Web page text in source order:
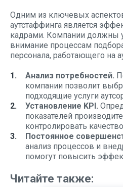
Одним из ключевых
аутстаффинга является
кадрами. Компании должны
внимание процессам
персонала, работающего на
Анализ потребностей.
компании позволит
подходящие услуги
Установление KPI.
показателей
контролировать
Постоянное
анализ процессов и
помогут повысить
Читайте также: